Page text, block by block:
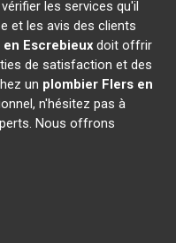
les services qu'il
et les avis des clients
en Escrebieuxdoit offrir
de satisfaction et des
un plombier Flers en
n'hésitez pas à
Nous offrons